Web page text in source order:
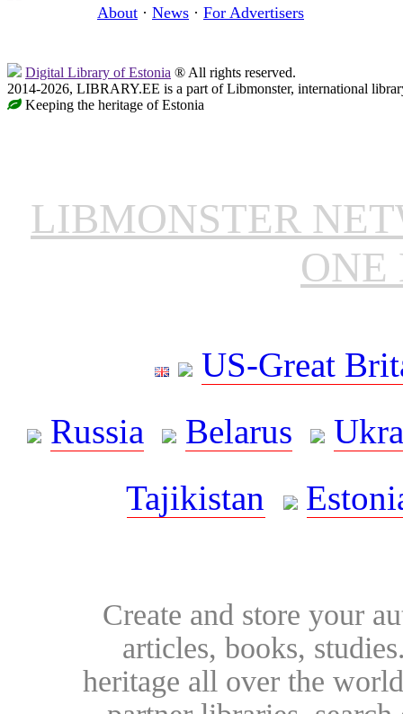
About · News · For Advertisers
Digital Library of Estonia ® All rights reserved.
2014-2026, LIBRARY.EE is a part of Libmonster, international
Keeping the heritage of Estonia
LIBMONSTER
ONE
US-Great
Russia
Belarus
Tajikistan
Create and store your
articles, books,
heritage all over the